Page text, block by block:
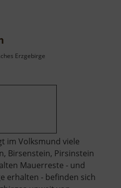
Erzgebirge
im Volksmund viele
Birsenstein, Pirsinstein
Mauerreste - und
erhalten - befinden sich